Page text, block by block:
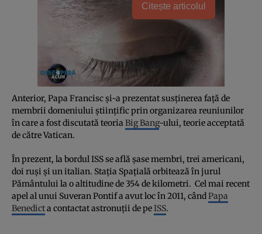
Citește articolul
Anterior, Papa Francisc şi-a prezentat susţinerea faţă de
membrii domeniului ştiinţific prin organizarea reuniunilor
în care a fost discutată teoria Big Bang-ului, teorie acceptată
de către Vatican.
În prezent, la bordul ISS se află şase membri, trei americani,
doi ruşi şi un italian. Staţia Spaţială orbitează în jurul
Pământului la o altitudine de 354 de kilometri. Cel mai recent
apel al unui Suveran Pontif a avut loc în 2011, cândPapa
Benedicta contactat astronuţii de peISS.